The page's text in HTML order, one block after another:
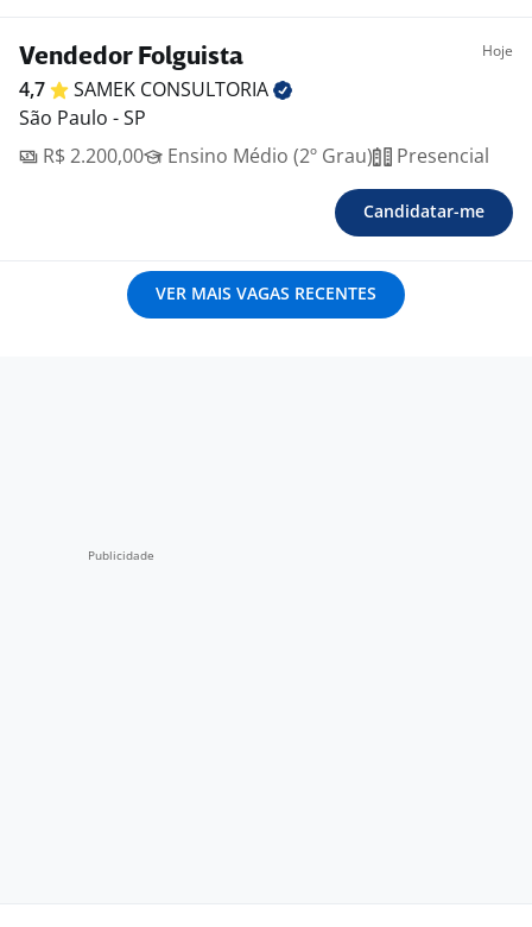
Vendedor Folguista Hoje
4,7 SAMEK CONSULTORIA
São Paulo - SP
R$ 2.200,00
Ensino Médio (2º Grau) Presencial
Candidatar-me
VER MAIS VAGAS RECENTES